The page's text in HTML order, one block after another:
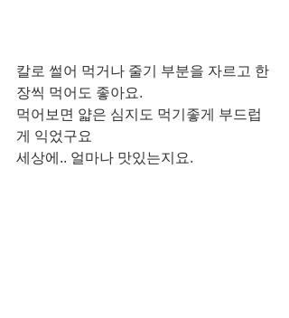
칼로 썰어 먹거나 줄기 부분을 자르고 한
장씩 먹어도 좋아요.
먹어보면 얇은 심지도 먹기좋게 부드럽
게 익었구요
세상에.. 얼마나 맛있는지요.